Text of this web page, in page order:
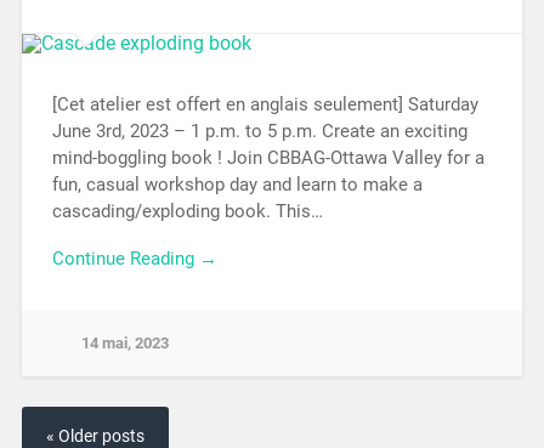
[Cet atelier est offert en anglais seulement] Saturday
June 3rd, 2023 – 1 p.m. to 5 p.m. Create an exciting
mind-boggling book ! Join CBBAG-Ottawa Valley for a
fun, casual workshop day and learn to make a
cascading/exploding book. This…
Continue Reading →
14 mai, 2023
« Older posts